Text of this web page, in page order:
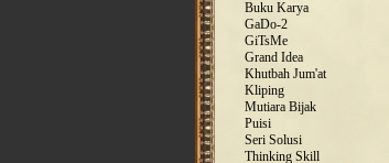
Buku Karya
GaDo-2
GiTsMe
Grand Idea
Khutbah Jum'at
Kliping
Mutiara Bijak
Puisi
Seri Solusi
Thinking Skill